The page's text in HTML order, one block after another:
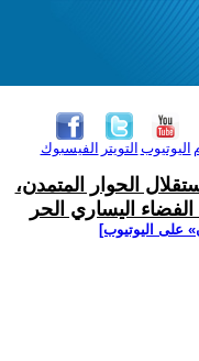
الفيسبوك التويتر اليوتيوب
الحوار المتمدن،
اليساري الحر
على اليوتيوب]